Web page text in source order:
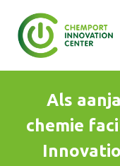
naar
inhoud
Als
chemie